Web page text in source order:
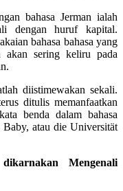
bahasa Jerman ialah
dengan huruf kapital.
bahasa bahasa yang
akan sering keliru pada
diistimewakan sekali.
ditulis memanfaatkan
benda dalam bahasa
Baby, atau die Universität
Mengenali